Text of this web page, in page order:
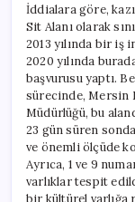
İddialara göre,
Sit Alanı olarak
2013 yılında bir iş
2020 yılında
başvurusu yaptı.
sürecinde, Mersin
Müdürlüğü, bu
23 gün süren
ve önemli ölçüde
Ayrıca, 1 ve 9
varlıklar tespit
bir kültürel varlığa